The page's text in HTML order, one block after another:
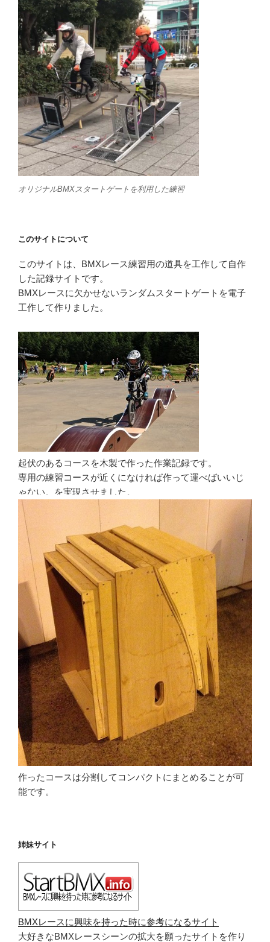
オリジナルBMXスタートゲートを利用した練習
このサイトについて
このサイトは、BMXレース練習用の道具を工作して自作
した記録サイトです。
BMXレースに欠かせないランダムスタートゲートを電子
工作して作りました。
起伏のあるコースを木製で作った作業記録です。
専用の練習コースが近くになければ作って運べばいいじ
ゃない。を実現させました。
作ったコースは分割してコンパクトにまとめることが可
能です。
姉妹サイト
BMXレースに興味を持った時に参考になるサイト
大好きなBMXレースシーンの拡大を願ったサイトを作り